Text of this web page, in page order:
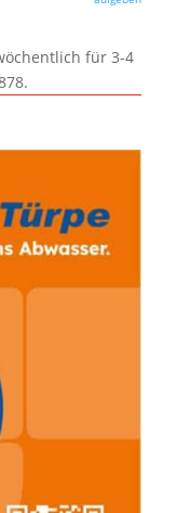
für 3-4